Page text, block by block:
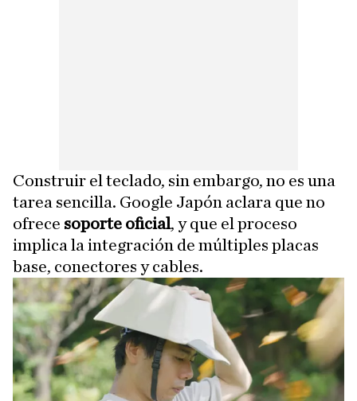
Construir el teclado, sin embargo, no es una
tarea sencilla. Google Japón aclara que no
ofrece soporte oficial, y que el proceso
implica la integración de múltiples placas
base, conectores y cables.